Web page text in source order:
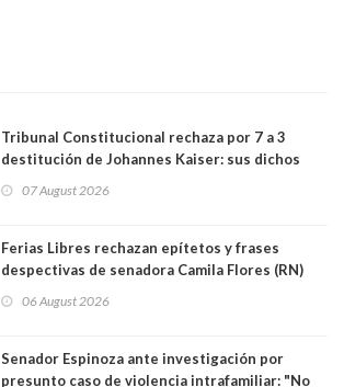
Tribunal Constitucional rechaza por 7 a 3
destitución de Johannes Kaiser: sus dichos
justicia constitucional porque no es diputado
07 August 2026
Ferias Libres rechazan epítetos y frases
despectivas de senadora Camila Flores (RN)
06 August 2026
Senador Espinoza ante investigación por
presunto caso de violencia intrafamiliar: "No